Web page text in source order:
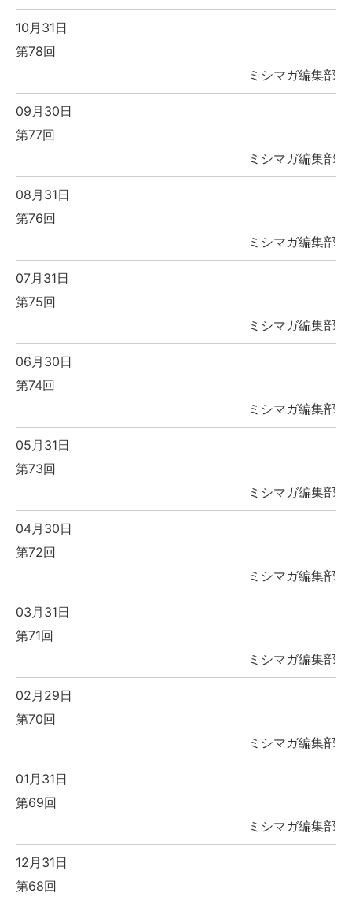
10月31日
第78回
ミシマガ編集部
09月30日
第77回
ミシマガ編集部
08月31日
第76回
ミシマガ編集部
07月31日
第75回
ミシマガ編集部
06月30日
第74回
ミシマガ編集部
05月31日
第73回
ミシマガ編集部
04月30日
第72回
ミシマガ編集部
03月31日
第71回
ミシマガ編集部
02月29日
第70回
ミシマガ編集部
01月31日
第69回
ミシマガ編集部
12月31日
第68回